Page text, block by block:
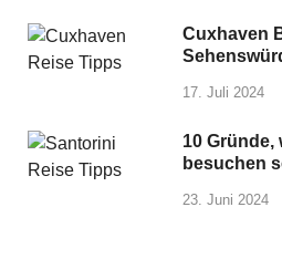
Cuxhaven
17. Juli 2024
10 Gründe,
besuchen
23. Juni 2024